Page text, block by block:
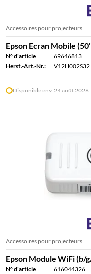
Accessoires pour projecteurs
Epson Ecran Mobile
N° d'article
69646813
Herst.-Art.-Nr.:
V12H002S32
Disponible env. 24 août 2026
Accessoires pour projecteurs
Epson Module WiFi (b/
N° d'article
616044326